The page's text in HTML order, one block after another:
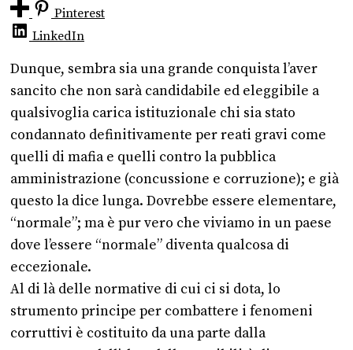
Pinterest
LinkedIn
Dunque, sembra sia una grande conquista l’aver
sancito che non sarà candidabile ed eleggibile a
qualsivoglia carica istituzionale chi sia stato
condannato definitivamente per reati gravi come
quelli di mafia e quelli contro la pubblica
amministrazione (concussione e corruzione); e già
questo la dice lunga. Dovrebbe essere elementare,
“normale”; ma è pur vero che viviamo in un paese
dove l’essere “normale” diventa qualcosa di
eccezionale.
Al di là delle normative di cui ci si dota, lo
strumento principe per combattere i fenomeni
corruttivi è costituito da una parte dalla